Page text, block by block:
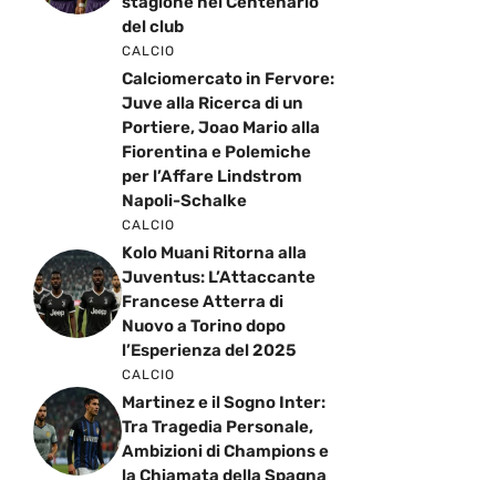
del club
CALCIO
Calciomercato in Fervore:
Juve alla Ricerca di un
Portiere, Joao Mario alla
Fiorentina e Polemiche
per l’Affare Lindstrom
Napoli-Schalke
CALCIO
Kolo Muani Ritorna alla
Juventus: L’Attaccante
Francese Atterra di
Nuovo a Torino dopo
l’Esperienza del 2025
CALCIO
Martinez e il Sogno Inter:
Tra Tragedia Personale,
Ambizioni di Champions e
la Chiamata della Spagna